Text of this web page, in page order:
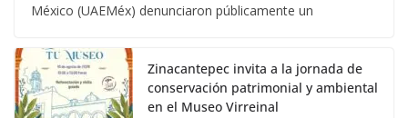
México (UAEMéx) denunciaron públicamente un
Zinacantepec invita a la jornada de
conservación patrimonial y ambiental
en el Museo Virreinal